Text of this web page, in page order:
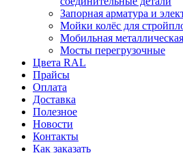
Запорная арматура и
Мойки колёс для
Мобильная
Мосты перегрузочные
Цвета RAL
Прайсы
Оплата
Доставка
Полезное
Новости
Контакты
Как заказать